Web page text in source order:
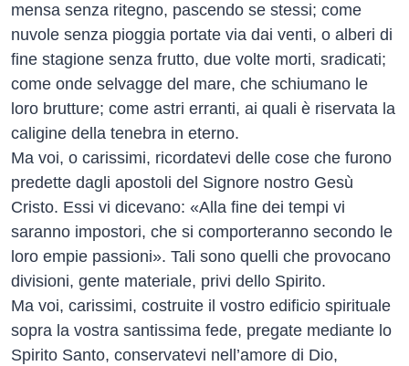
mensa senza ritegno, pascendo se stessi; come
nuvole senza pioggia portate via dai venti, o alberi di
fine stagione senza frutto, due volte morti, sradicati;
come onde selvagge del mare, che schiumano le
loro brutture; come astri erranti, ai quali è riservata la
caligine della tenebra in eterno.
Ma voi, o carissimi, ricordatevi delle cose che furono
predette dagli apostoli del Signore nostro Gesù
Cristo. Essi vi dicevano: «Alla fine dei tempi vi
saranno impostori, che si comporteranno secondo le
loro empie passioni». Tali sono quelli che provocano
divisioni, gente materiale, privi dello Spirito.
Ma voi, carissimi, costruite il vostro edificio spirituale
sopra la vostra santissima fede, pregate mediante lo
Spirito Santo, conservatevi nell’amore di Dio,